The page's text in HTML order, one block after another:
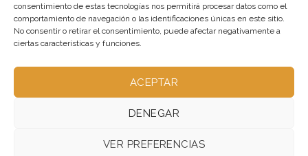
consentimiento de estas tecnologías nos permitirá procesar datos como el
comportamiento de navegación o las identificaciones únicas en este sitio.
No consentir o retirar el consentimiento, puede afectar negativamente a
ciertas características y funciones.
ACEPTAR
DENEGAR
VER PREFERENCIAS